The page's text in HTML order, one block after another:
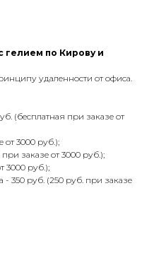
по Кирову и
удаленности от офиса.
(бесплатная при заказе от
от 3000 руб.);
заказе от 3000 руб.);
3000 руб.);
350 руб. (250 руб. при заказе